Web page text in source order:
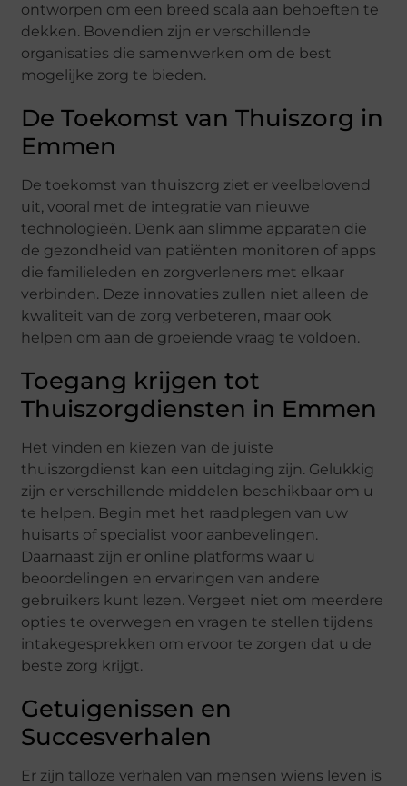
ontworpen om een breed scala aan behoeften te
dekken. Bovendien zijn er verschillende
organisaties die samenwerken om de best
mogelijke zorg te bieden.
De Toekomst van Thuiszorg in
Emmen
De toekomst van thuiszorg ziet er veelbelovend
uit, vooral met de integratie van nieuwe
technologieën. Denk aan slimme apparaten die
de gezondheid van patiënten monitoren of apps
die familieleden en zorgverleners met elkaar
verbinden. Deze innovaties zullen niet alleen de
kwaliteit van de zorg verbeteren, maar ook
helpen om aan de groeiende vraag te voldoen.
Toegang krijgen tot
Thuiszorgdiensten in Emmen
Het vinden en kiezen van de juiste
thuiszorgdienst kan een uitdaging zijn. Gelukkig
zijn er verschillende middelen beschikbaar om u
te helpen. Begin met het raadplegen van uw
huisarts of specialist voor aanbevelingen.
Daarnaast zijn er online platforms waar u
beoordelingen en ervaringen van andere
gebruikers kunt lezen. Vergeet niet om meerdere
opties te overwegen en vragen te stellen tijdens
intakegesprekken om ervoor te zorgen dat u de
beste zorg krijgt.
Getuigenissen en
Succesverhalen
Er zijn talloze verhalen van mensen wiens leven is